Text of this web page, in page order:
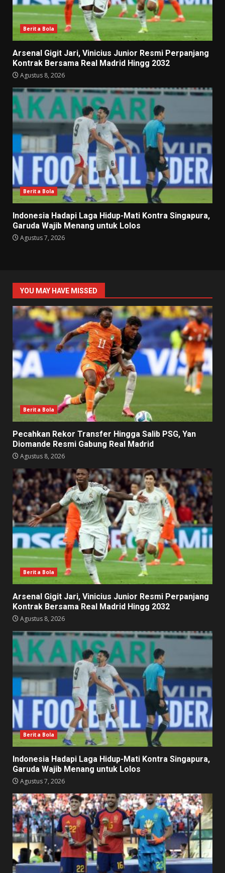
Berita Bola
Arsenal Gigit Jari, Vinicius Junior Resmi Perpanjang
Kontrak Bersama Real Madrid Hingg 2032
Agustus 8, 2026
Berita Bola
Indonesia Hadapi Laga Hidup-Mati Kontra Singapura,
Garuda Wajib Menang untuk Lolos
Agustus 7, 2026
YOU MAY HAVE MISSED
Berita Bola
Pecahkan Rekor Transfer Hingga Salib PSG, Yan
Diomande Resmi Gabung Real Madrid
Agustus 8, 2026
Berita Bola
Arsenal Gigit Jari, Vinicius Junior Resmi Perpanjang
Kontrak Bersama Real Madrid Hingg 2032
Agustus 8, 2026
Berita Bola
Indonesia Hadapi Laga Hidup-Mati Kontra Singapura,
Garuda Wajib Menang untuk Lolos
Agustus 7, 2026